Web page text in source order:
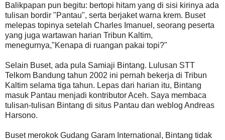
Balikpapan pun begitu: bertopi hitam yang di sisi kirinya ada
tulisan bordir "Pantau", serta berjaket warna krem. Buset
melepas topinya setelah Charles Imanuel, seorang peserta
yang juga wartawan harian Tribun Kaltim,
menegurnya,"Kenapa di ruangan pakai topi?"
Selain Buset, ada pula Samiaji Bintang. Lulusan STT
Telkom Bandung tahun 2002 ini pernah bekerja di Tribun
Kaltim selama tiga tahun. Lepas dari harian itu, Bintang
masuk Pantau menjadi kontributor Aceh. Saya membaca
tulisan-tulisan Bintang di situs Pantau dan weblog Andreas
Harsono.
Buset merokok Gudang Garam International, Bintang tidak